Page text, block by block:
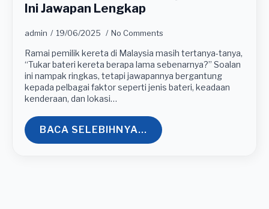
Ini Jawapan Lengkap
admin 19/06/2025 No Comments
Ramai pemilik kereta di Malaysia masih tertanya-tanya,
“Tukar bateri kereta berapa lama sebenarnya?” Soalan
ini nampak ringkas, tetapi jawapannya bergantung
kepada pelbagai faktor seperti jenis bateri, keadaan
kenderaan, dan lokasi…
BACA SELEBIHNYA...